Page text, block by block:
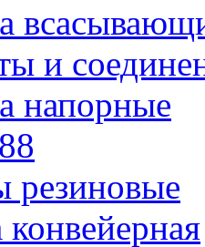
и
напорные
резиновые